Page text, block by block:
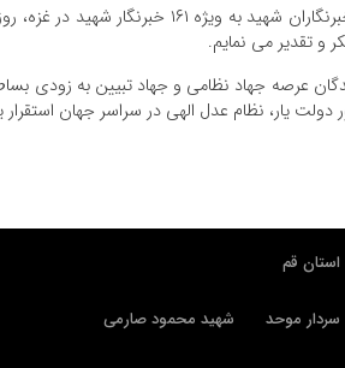
اینجانب ضمن گرامیداشت یاد شهید محمود صارمی و همه
و تقدیر می نمایم.
عرصه جهاد نظامی و جهاد تبیین به زودی
یار، نظام عدل الهی در سراسر جهان استقرار
قم
سردار موحد
شهید محمود صارمی